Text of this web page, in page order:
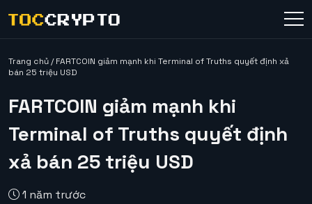
Trang chủ/FARTCOIN giảm mạnh khi Terminal of Truths quyết định xả
bán 25 triệu USD
FARTCOIN giảm mạnh khi
Terminal of Truths quyết định
xả bán 25 triệu USD
1 năm trước